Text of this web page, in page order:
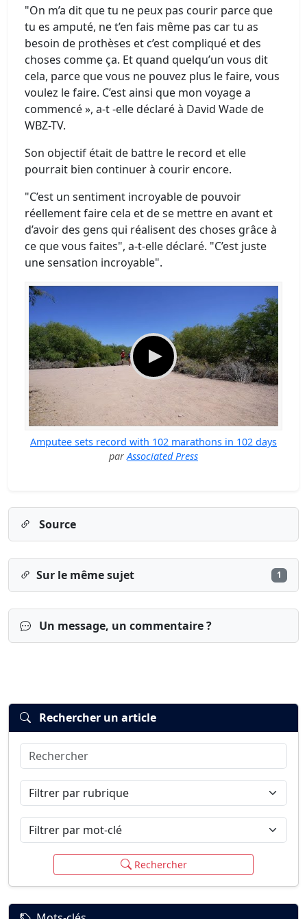
"On m’a dit que tu ne peux pas courir parce que
tu es amputé, ne t’en fais même pas car tu as
besoin de prothèses et c’est compliqué et des
choses comme ça. Et quand quelqu’un vous dit
cela, parce que vous ne pouvez plus le faire, vous
voulez le faire. C’est ainsi que mon voyage a
commencé », a-t -elle déclaré à David Wade de
WBZ-TV.
Son objectif était de battre le record et elle
pourrait bien continuer à courir encore.
"C’est un sentiment incroyable de pouvoir
réellement faire cela et de se mettre en avant et
d’avoir des gens qui réalisent des choses grâce à
ce que vous faites", a-t-elle déclaré. "C’est juste
une sensation incroyable".
Amputee sets record with 102 marathons in 102 days
parAssociated Press
Source
Sur le même sujet 1
Un message, un commentaire ?
Connexion
Rechercher un article
Rechercher
Filtrer par rubrique
Filtrer par mot-clé
Rechercher